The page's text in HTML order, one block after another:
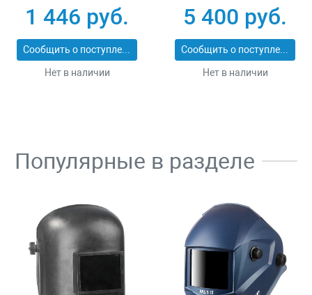
1 446 руб.
Сообщить о поступлении
Нет в наличии
Compact 8012559
5 400 руб.
Сообщить о поступлении
Нет в наличии
Популярные в разделе